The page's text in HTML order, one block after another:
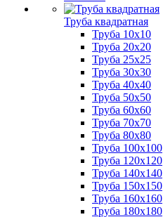
Труба квадратная
Труба 10x10
Труба 20x20
Труба 25x25
Труба 30x30
Труба 40x40
Труба 50x50
Труба 60x60
Труба 70x70
Труба 80x80
Труба 100x100
Труба 120x120
Труба 140x140
Труба 150x150
Труба 160x160
Труба 180x180